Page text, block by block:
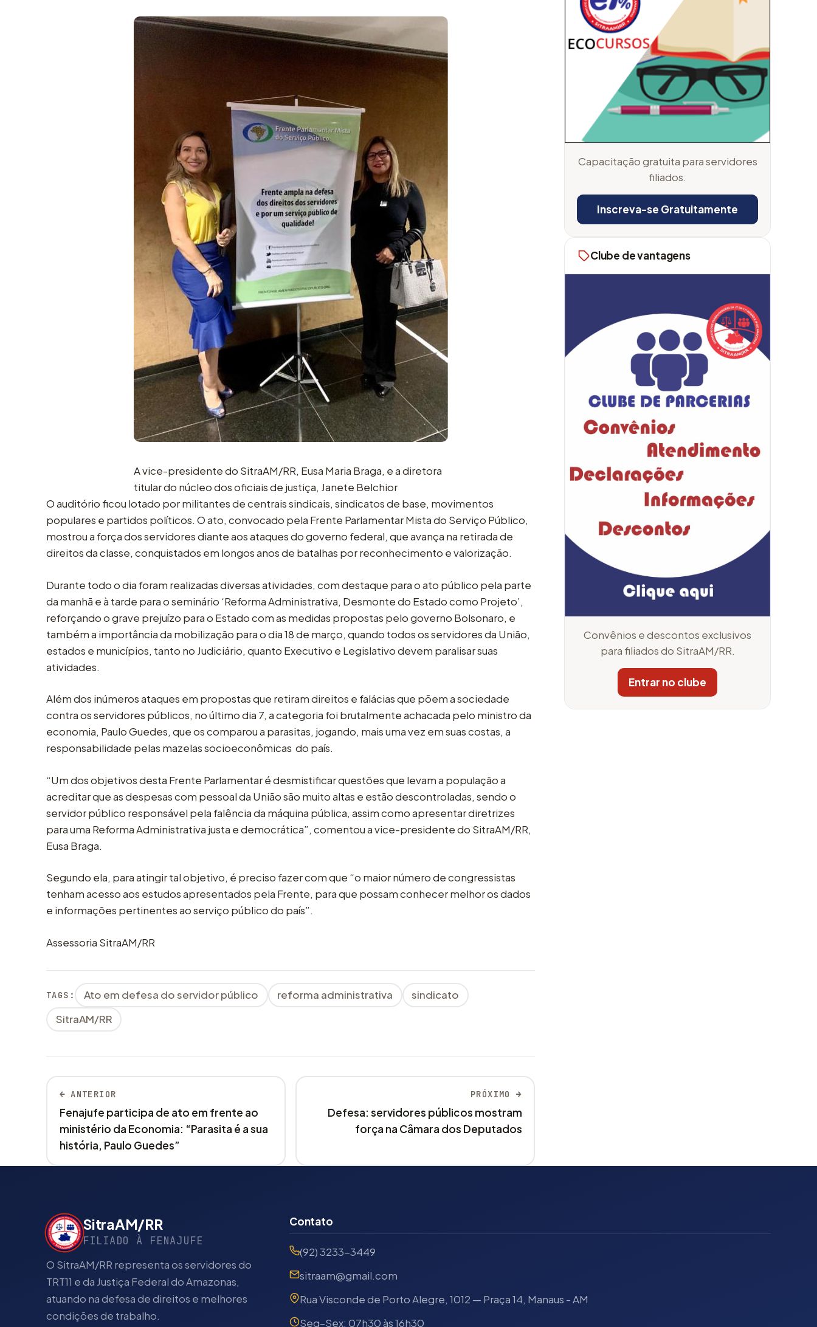
A vice-presidente do SitraAM/RR, Eusa Maria Braga, e a diretora
titular do núcleo dos oficiais de justiça, Janete Belchior
O auditório ficou lotado por militantes de centrais sindicais, sindicatos de base, movimentos
populares e partidos políticos. O ato, convocado pela Frente Parlamentar Mista do Serviço Público,
mostrou a força dos servidores diante aos ataques do governo federal, que avança na retirada de
direitos da classe, conquistados em longos anos de batalhas por reconhecimento e valorização.
Durante todo o dia foram realizadas diversas atividades, com destaque para o ato público pela parte
da manhã e à tarde para o seminário ‘Reforma Administrativa, Desmonte do Estado como Projeto’,
reforçando o grave prejuízo para o Estado com as medidas propostas pelo governo Bolsonaro, e
também a importância da mobilização para o dia 18 de março, quando todos os servidores da União,
estados e municípios, tanto no Judiciário, quanto Executivo e Legislativo devem paralisar suas
atividades.
Além dos inúmeros ataques em propostas que retiram direitos e falácias que põem a sociedade
contra os servidores públicos, no último dia 7, a categoria foi brutalmente achacada pelo ministro da
economia, Paulo Guedes, que os comparou a parasitas, jogando, mais uma vez em suas costas, a
responsabilidade pelas mazelas socioeconômicas do país.
“Um dos objetivos desta Frente Parlamentar é desmistificar questões que levam a população a
acreditar que as despesas com pessoal da União são muito altas e estão descontroladas, sendo o
servidor público responsável pela falência da máquina pública, assim como apresentar diretrizes
para uma Reforma Administrativa justa e democrática”, comentou a vice-presidente do SitraAM/RR,
Eusa Braga.
Segundo ela, para atingir tal objetivo, é preciso fazer com que “o maior número de congressistas
tenham acesso aos estudos apresentados pela Frente, para que possam conhecer melhor os dados
e informações pertinentes ao serviço público do país”.
Assessoria SitraAM/RR
TAGS: Ato em defesa do servidor público reforma administrativa
sindicato
SitraAM/RR
← ANTERIOR
Fenajufe participa de ato em frente ao
ministério da Economia: “Parasita é a sua
história, Paulo Guedes”
PRÓXIMO →
Defesa: servidores públicos mostram
força na Câmara dos Deputados
Capacitação gratuita para servidores
filiados.
Inscreva-se Gratuitamente
Clube de vantagens
Convênios e descontos exclusivos
para filiados do SitraAM/RR.
Entrar no clube
SitraAM/RR
FILIADO À FENAJUFE
O SitraAM/RR representa os servidores do
TRT11 e da Justiça Federal do Amazonas,
atuando na defesa de direitos e melhores
condições de trabalho.
Contato
(92) 3233-3449
sitraam@gmail.com
Rua Visconde de Porto Alegre, 1012 — Praça 14, Manaus - AM
Seg–Sex: 07h30 às 16h30